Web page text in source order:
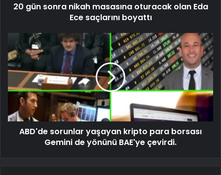
20 gün sonra nikah masasına oturacak olan Eda
Ece saçlarını boyattı
ABD'de sorunlar yaşayan kripto para borsası
Gemini de yönünü BAE'ye çevirdi.